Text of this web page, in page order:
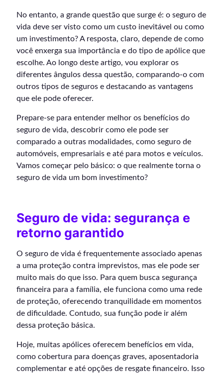
No entanto, a grande questão que surge é: o seguro de
vida deve ser visto como um custo inevitável ou como
um investimento? A resposta, claro, depende de como
você enxerga sua importância e do tipo de apólice que
escolhe. Ao longo deste artigo, vou explorar os
diferentes ângulos dessa questão, comparando-o com
outros tipos de seguros e destacando as vantagens
que ele pode oferecer.
Prepare-se para entender melhor os benefícios do
seguro de vida, descobrir como ele pode ser
comparado a outras modalidades, como seguro de
automóveis, empresariais e até para motos e veículos.
Vamos começar pelo básico: o que realmente torna o
seguro de vida um bom investimento?
Seguro de vida: segurança e
retorno garantido
O seguro de vida é frequentemente associado apenas
a uma proteção contra imprevistos, mas ele pode ser
muito mais do que isso. Para quem busca segurança
financeira para a família, ele funciona como uma rede
de proteção, oferecendo tranquilidade em momentos
de dificuldade. Contudo, sua função pode ir além
dessa proteção básica.
Hoje, muitas apólices oferecem benefícios em vida,
como cobertura para doenças graves, aposentadoria
complementar e até opções de resgate financeiro. Isso